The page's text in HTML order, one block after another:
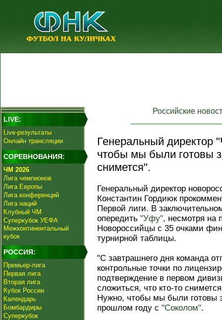
LIVE:
Live-результаты
Онлайн трансляции
СОРЕВНОВАНИЯ:
ЧМ 2026
Лига чемпионов
Лига Европы
Лига конференций
Лига наций
Клубный ЧМ
Суперкубок УЕФА
Межконтинентальный
кубок
РОССИЯ:
Премьер-лига
Первая лига
Вторая лига
Кубок России
Календарь
Бомбардиры
Суперкубок
Российские
Генеральный директор
чтобы мы были готовы
снимется".
Генеральный директор
Константин Гордиюк
Первой лиги. В
опередить "Уфу", несмотря на
Новороссийцы с 35 очками
турнирной таблицы.
"С завтрашнего дня команда
контрольные точки по
подтверждение в первом
сложиться, что кто‑то
Нужно, чтобы мы были готовы
прошлом году с "Соколом".